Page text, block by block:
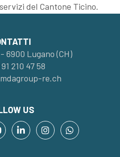
del Cantone Ticino.
6900 Lugano (CH)
210 47 58
re.ch
US